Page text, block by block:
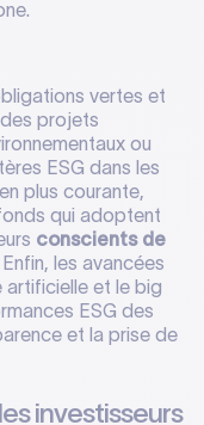
vertes et
projets
ou
ESG dans les
plus courante,
qui adoptent
conscients de
Enfin, les avancées
artificielle et le big
ESG des
et la prise de
investisseurs